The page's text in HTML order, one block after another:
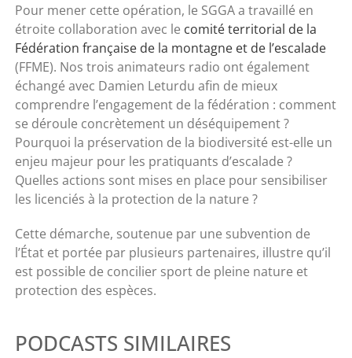
Pour mener cette opération, le SGGA a travaillé en
étroite collaboration avec le comité territorial de la
Fédération française de la montagne et de l’escalade
(FFME). Nos trois animateurs radio ont également
échangé avec Damien Leturdu afin de mieux
comprendre l’engagement de la fédération : comment
se déroule concrètement un déséquipement ?
Pourquoi la préservation de la biodiversité est-elle un
enjeu majeur pour les pratiquants d’escalade ?
Quelles actions sont mises en place pour sensibiliser
les licenciés à la protection de la nature ?
Cette démarche, soutenue par une subvention de
l’État et portée par plusieurs partenaires, illustre qu’il
est possible de concilier sport de pleine nature et
protection des espèces.
PODCASTS SIMILAIRES